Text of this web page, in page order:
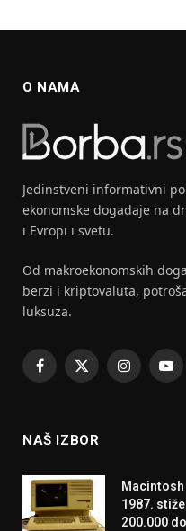
O NAMA
Jedinstveni informativni
ekonomske dogadaje na
i Evropi i svetu.
Od makroekonomskih
berzi i kriptovaluta,
luksuza.
Facebook
X
Instagram
NAŠ IZBOR
1987.
200.000